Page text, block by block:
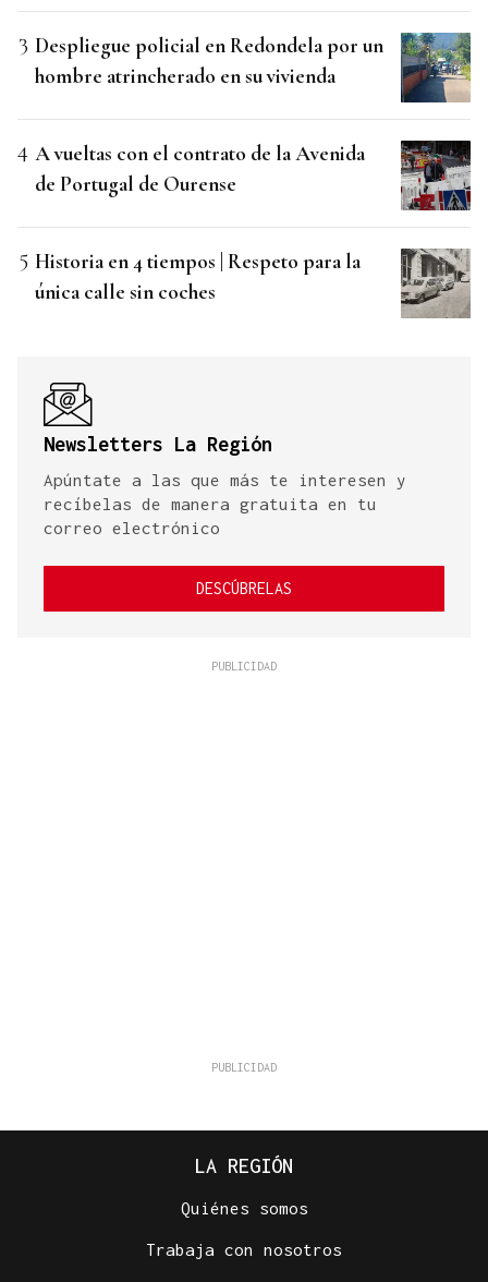
Despliegue policial en Redondela por un
hombre atrincherado en su vivienda
A vueltas con el contrato de la Avenida
de Portugal de Ourense
Historia en 4 tiempos | Respeto para la
única calle sin coches
Newsletters La Región
Apúntate a las que más te interesen y
recíbelas de manera gratuita en tu
correo electrónico
DESCÚBRELAS
LA REGIÓN
Quiénes somos
Trabaja con nosotros